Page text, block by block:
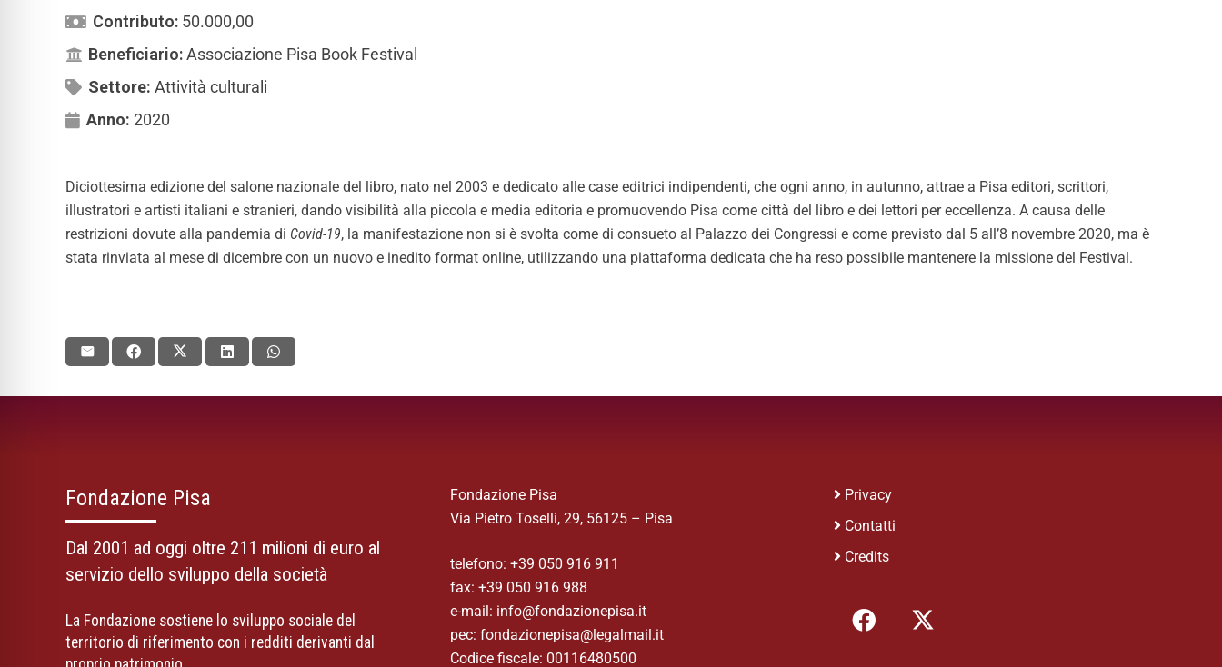
Contributo: 50.000,00
Beneficiario:Associazione Pisa Book Festival
Settore: Attività culturali
Anno: 2020
Diciottesima edizione del salone nazionale del libro, nato nel 2003 e dedicato alle case editrici indipendenti, che ogni anno, in autunno, attrae a Pisa editori, scrittori,
illustratori e artisti italiani e stranieri, dando visibilità alla piccola e media editoria e promuovendo Pisa come città del libro e dei lettori per eccellenza. A causa delle
restrizioni dovute alla pandemia di Covid-19, la manifestazione non si è svolta come di consueto al Palazzo dei Congressi e come previsto dal 5 all’8 novembre 2020, ma è
stata rinviata al mese di dicembre con un nuovo e inedito format online, utilizzando una piattaforma dedicata che ha reso possibile mantenere la missione del Festival.
Fondazione Pisa
Dal 2001 ad oggi oltre 211 milioni di euro al
servizio dello sviluppo della società
La Fondazione sostiene lo sviluppo sociale del
territorio di riferimento con i redditi derivanti dal
Fondazione Pisa
Via Pietro Toselli, 29, 56125 – Pisa
telefono: +39 050 916 911
fax: +39 050 916 988
e-mail: info@fondazionepisa.it
pec: fondazionepisa@legalmail.it
Codice fiscale: 00116480500
Privacy
Contatti
Credits